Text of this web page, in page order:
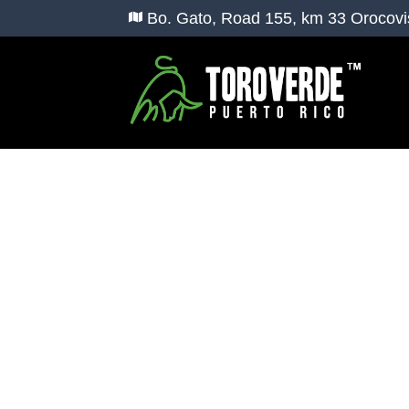
Bo. Gato, Road 155, km 33
Fiestas de Cumpleaños y